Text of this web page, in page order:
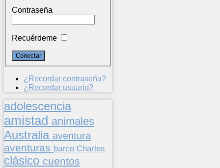
Contraseña
Recuérdeme
¿Recordar contraseña?
¿Recordar usuario?
adolescencia
amistad animales
Australia aventura
aventuras barco Charles
clásico cuentos